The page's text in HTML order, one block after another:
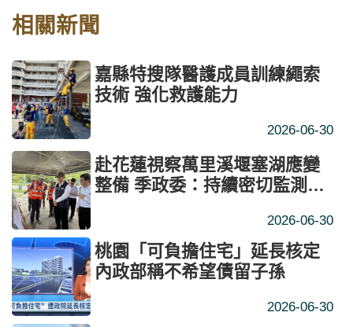
相關新聞
嘉縣特搜隊醫護成員訓練繩索
技術 強化救護能力
2026-06-30
赴花蓮視察萬里溪堰塞湖應變
整備 季政委：持續密切監測堰
2026-06-30
桃園「可負擔住宅」延長核定
內政部稱不希望債留子孫
2026-06-30